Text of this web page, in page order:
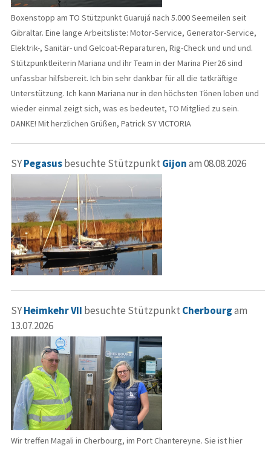
Boxenstopp am TO Stützpunkt Guarujá nach 5.000 Seemeilen seit
Gibraltar. Eine lange Arbeitsliste: Motor-Service, Generator-Service,
Elektrik-, Sanitär- und Gelcoat-Reparaturen, Rig-Check und und und.
Stützpunktleiterin Mariana und ihr Team in der Marina Pier26 sind
unfassbar hilfsbereit. Ich bin sehr dankbar für all die tatkräftige
Unterstützung. Ich kann Mariana nur in den höchsten Tönen loben und
wieder einmal zeigt sich, was es bedeutet, TO Mitglied zu sein.
DANKE! Mit herzlichen Grüßen, Patrick SY VICTORIA
SYPegasusbesuchte Stützpunkt Gijonam 08.08.2026
SYHeimkehr VII besuchte Stützpunkt Cherbourgam
13.07.2026
Wir treffen Magali in Cherbourg, im Port Chantereyne. Sie ist hier